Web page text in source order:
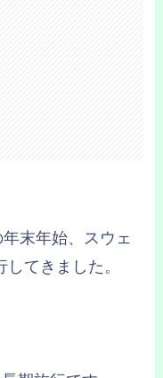
末年始、スウェ
てきました。